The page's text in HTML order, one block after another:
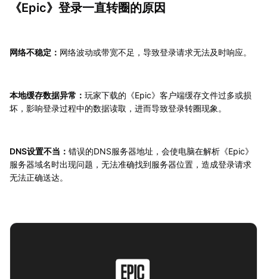
《Epic》登录一直转圈的原因
网络不稳定： 网络波动或带宽不足，导致登录请求无法及时响应。
本地缓存数据异常： 玩家下载的《Epic》客户端缓存文件过多或损
坏，影响登录过程中的数据读取，进而导致登录转圈现象。
DNS设置不当： 错误的DNS服务器地址，会使电脑在解析《Epic》
服务器域名时出现问题，无法准确找到服务器位置，造成登录请求
无法正确送达。